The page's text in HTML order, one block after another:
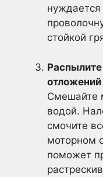
нуждается
стойкой
отложений
Смешайте
водой.
смочите
моторном
поможет